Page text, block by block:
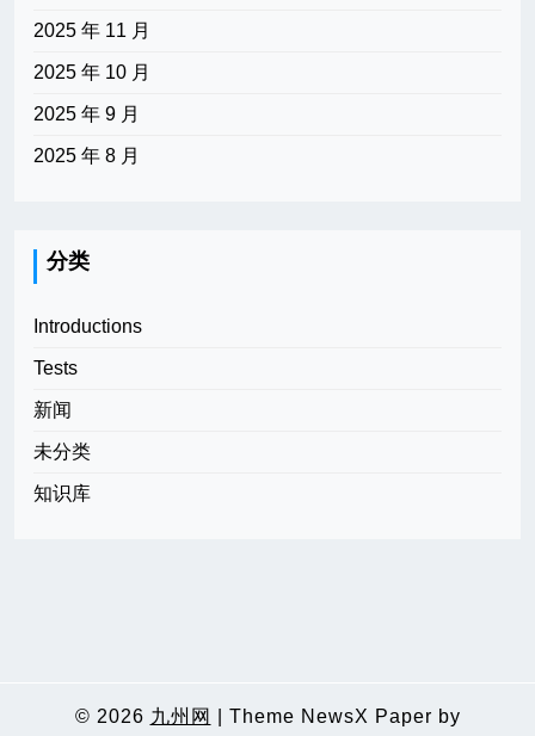
2025 年 11 月
2025 年 10 月
2025 年 9 月
2025 年 8 月
分类
Introductions
Tests
新闻
未分类
知识库
© 2026 九州网
Theme NewsX Paper by